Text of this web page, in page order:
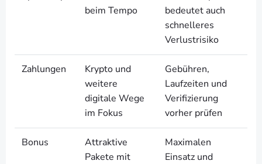
beim Tempo
bedeutet auch
schnelleres
Verlustrisiko
Zahlungen
Krypto und
weitere
digitale Wege
im Fokus
Gebühren,
Laufzeiten und
Verifizierung
vorher prüfen
Bonus
Attraktive
Pakete mit
Maximalen
Einsatz und